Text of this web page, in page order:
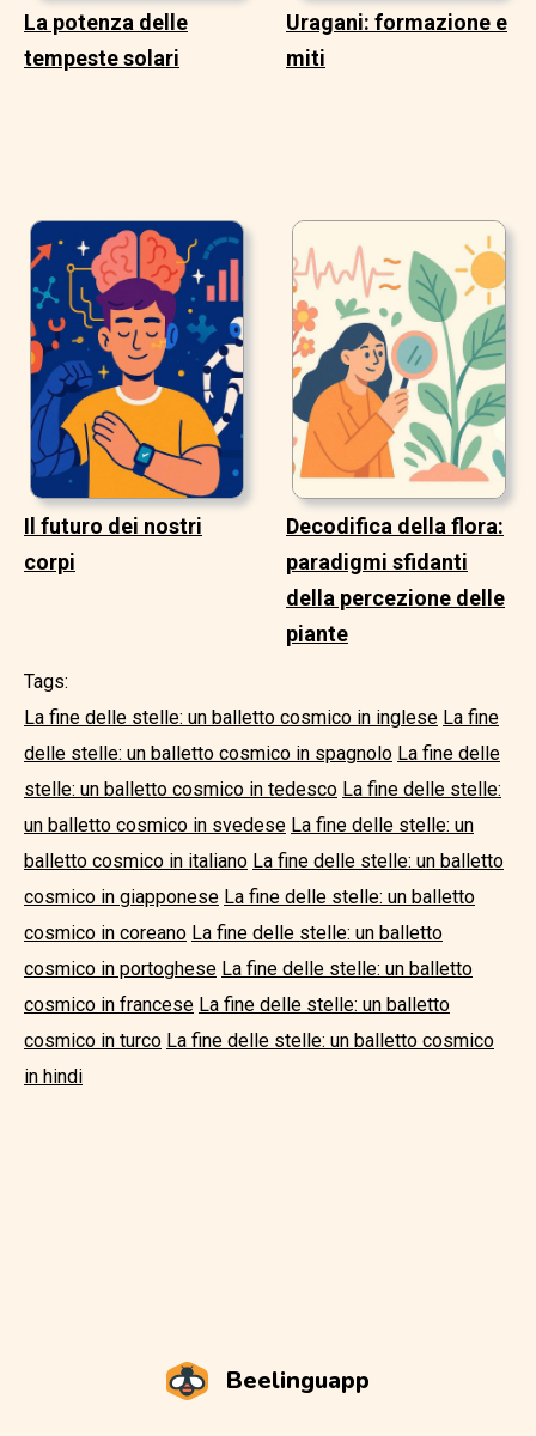
La potenza delle
tempeste solari
Uragani: formazione e
miti
Il futuro dei nostri
corpi
Decodifica della flora:
paradigmi sfidanti
della percezione delle
piante
Tags:
La fine delle stelle: un balletto cosmico in inglese La fine
delle stelle: un balletto cosmico in spagnolo La fine delle
stelle: un balletto cosmico in tedesco La fine delle stelle:
un balletto cosmico in svedese La fine delle stelle: un
balletto cosmico in italiano La fine delle stelle: un balletto
cosmico in giapponese La fine delle stelle: un balletto
cosmico in coreano La fine delle stelle: un balletto
cosmico in portoghese La fine delle stelle: un balletto
cosmico in francese La fine delle stelle: un balletto
cosmico in turco La fine delle stelle: un balletto cosmico
in hindi
Beelinguapp